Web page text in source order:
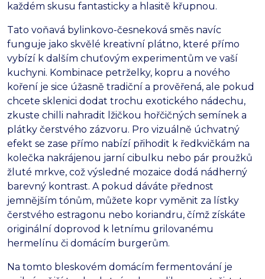
každém skusu fantasticky a hlasitě křupnou.
Tato voňavá bylinkovo-česneková směs navíc
funguje jako skvělé kreativní plátno, které přímo
vybízí k dalším chuťovým experimentům ve vaší
kuchyni. Kombinace petrželky, kopru a nového
koření je sice úžasně tradiční a prověřená, ale pokud
chcete sklenici dodat trochu exotického nádechu,
zkuste chilli nahradit lžičkou hořčičných semínek a
plátky čerstvého zázvoru. Pro vizuálně úchvatný
efekt se zase přímo nabízí přihodit k ředkvičkám na
kolečka nakrájenou jarní cibulku nebo pár proužků
žluté mrkve, což výsledné mozaice dodá nádherný
barevný kontrast. A pokud dáváte přednost
jemnějším tónům, můžete kopr vyměnit za lístky
čerstvého estragonu nebo koriandru, čímž získáte
originální doprovod k letnímu grilovanému
hermelínu či domácím burgerům.
Na tomto bleskovém domácím fermentování je